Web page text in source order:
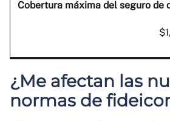
¿Me afectan las
normas de